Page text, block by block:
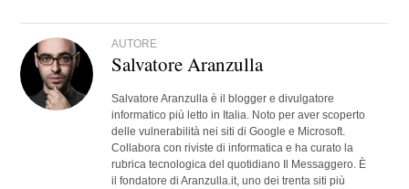
AUTORE
Salvatore Aranzulla
Salvatore Aranzulla è il blogger e divulgatore
informatico più letto in Italia. Noto per aver scoperto
delle vulnerabilità nei siti di Google e Microsoft.
Collabora con riviste di informatica e ha curato la
rubrica tecnologica del quotidiano Il Messaggero. È
il fondatore di Aranzulla.it, uno dei trenta siti più